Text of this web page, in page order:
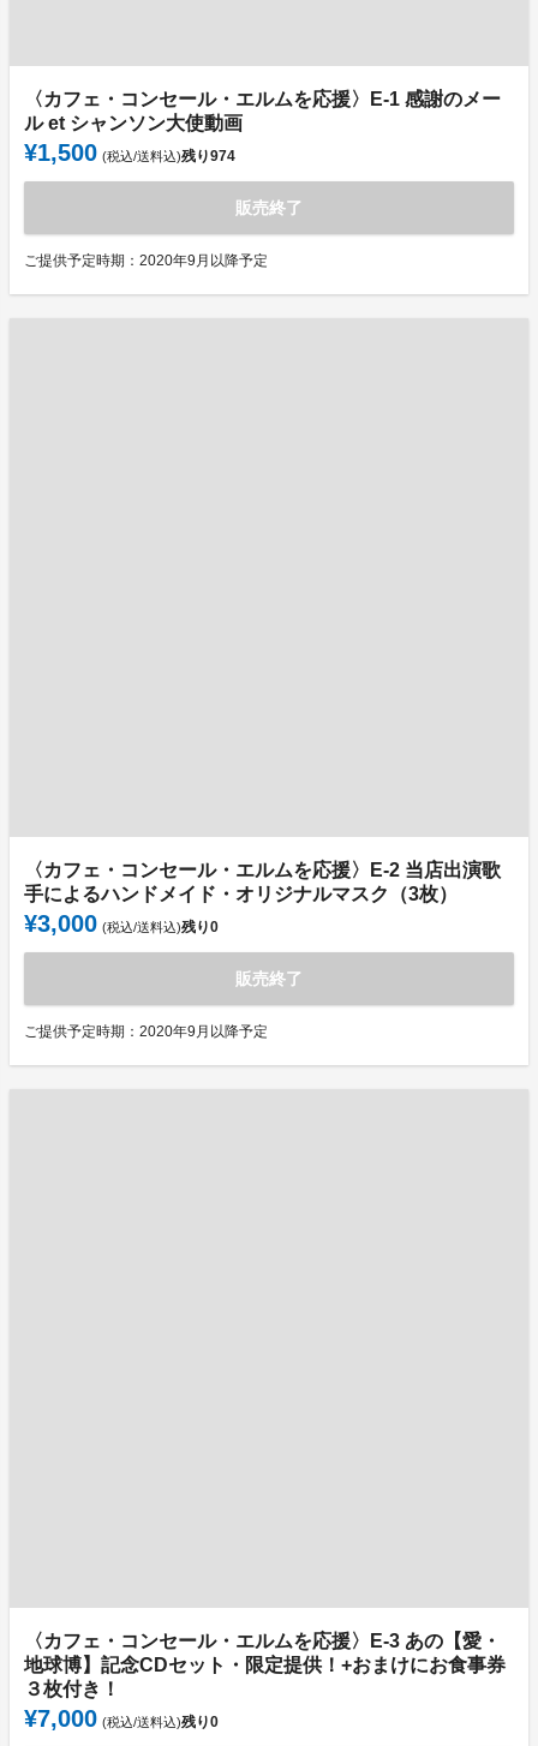
〈カフェ・コンセール・エルムを応援〉E-1 感謝のメー
ル et シャンソン大使動画
¥1,500 (税込/送料込)残り974
販売終了
ご提供予定時期：2020年9月以降予定
〈カフェ・コンセール・エルムを応援〉E-2 当店出演歌
手によるハンドメイド・オリジナルマスク（3枚）
¥3,000 (税込/送料込)残り0
販売終了
ご提供予定時期：2020年9月以降予定
〈カフェ・コンセール・エルムを応援〉E-3 あの【愛・
地球博】記念CDセット・限定提供！+おまけにお食事券
３枚付き！
¥7,000 (税込/送料込)残り0